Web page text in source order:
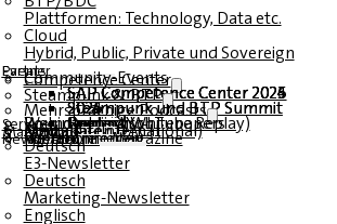
Plattformen: Technology, Data etc.
Cloud
Hybrid, Public, Private und Sovereign
Partner
EventsCommunity-Events
Competence Center
SAP Competence Center 2026
SAP Competence Center 2025
SAP Competence Center 2024
SAP Competence Center 2023
Steampunk & BTP
Steampunk und BTP Summit 2026
Steampunk und BTP Summit 2025
Steampunk und BTP Summit 2024
Mehrsprachige Podcasts
Deutsch
Englisch
Spanisch
Französisch
Roundtables (YouTube Replay)
Webinare und Whitepapers
Service
Formulare
Kontakt
Mediadaten DACH
Media Kit (International)
Magazin
hier abonnieren
für Abonnenten
kostenfreie Magazine
Newsletter
Deutsch
E3-Newsletter
Deutsch
Marketing-Newsletter
Englisch